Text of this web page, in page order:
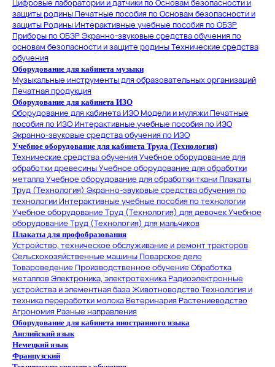
Цифровые лаборатории и датчики по Основам безопасности и
защиты родиныПечатные пособия по Основам безопасности и
защиты Родины Интерактивные учебные пособия по ОБЗР
Приборы по ОБЗРЭкранно-звуковые средства обучения по
основам безопасности и защите родиныТехнические средства
обучения
Оборудование для кабинета музыки
Музыкальные инструменты для образовательных организаций
Печатная продукция
Оборудование для кабинета ИЗО
Оборудование для кабинета ИЗОМодели и муляжиПечатные
пособия по ИЗО Интерактивные учебные пособия по ИЗО
Экранно-звуковые средства обучения по ИЗО
Учебное оборудование для кабинета Труда (Технология)
Технические средства обученияУчебное оборудование для
обработки древесиныУчебное оборудование для обработки
металлаУчебное оборудование для обработки тканиПлакаты
Труд (Технология) Экранно-звуковые средства обучения по
технологии Интерактивные учебные пособия по технологии
Учебное оборудование Труд (Технология) для девочекУчебное
оборудование Труд (Технология) для мальчиков
Плакаты для профобразования
Устройство, техническое обслуживание и ремонт тракторов
Сельскохозяйственные машиныПоварское дело
Товароведение Производственное обучение Обработка
металловЭлектроника, электротехникаРадиоэлектронные
устройства и элементная базаЖивотноводствоТехнология и
техника переработки молокаВетеринарияРастениеводство
АгрономияРазные направления
Оборудование для кабинета иностранного языка
Английский язык
Немецкий язык
Французский